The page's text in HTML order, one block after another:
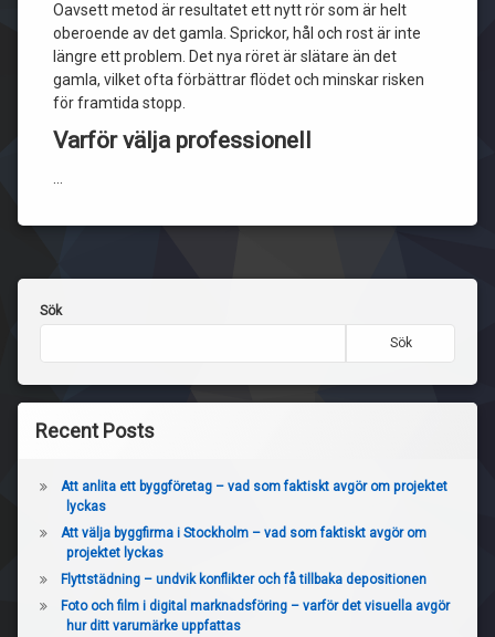
Oavsett metod är resultatet ett nytt rör som är helt
oberoende av det gamla. Sprickor, hål och rost är inte
längre ett problem. Det nya röret är slätare än det
gamla, vilket ofta förbättrar flödet och minskar risken
för framtida stopp.
Varför välja professionell
Sök
Sök
Recent Posts
Att anlita ett byggföretag – vad som faktiskt avgör om projektet
lyckas
Att välja byggfirma i Stockholm – vad som faktiskt avgör om
projektet lyckas
Flyttstädning – undvik konflikter och få tillbaka depositionen
Foto och film i digital marknadsföring – varför det visuella avgör
hur ditt varumärke uppfattas